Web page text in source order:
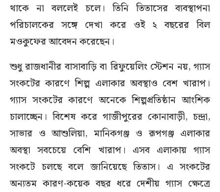
থাকে না বললেই চলে। তিনি তিতাসের ব্যবস্থাপনা
পরিচালকের সঙ্গে দেখা করে ওই ২ বছরের বিল
মওকুফের আবেদন করেছেন।
শুধু রাজধানীর বাসাবাড়ি বা রিফুয়েলিং স্টেশন নয়, গ্যাস
সংকটের কারণে শিল্প এলাকার অবস্থাও বেশ খারাপ।
গ্যাস সংকটের কারণে অনেকে শিল্পপ্রতিষ্ঠান আংশিক
চালাচ্ছেন। বিশেষ করে গাজীপুরের কোনাবাড়ী, চন্দ্রা,
সাভার ও আশুলিয়া, মানিকগঞ্জ ও রূপগঞ্জ এলাকার
অবস্থা সবচেয়ে বেশি খারাপ। এসব এলাকায় গ্যাস
সংকটে চলছে বলে জানিয়েছে তিতাস। এ সংকটের
অন্যতম কারণ-কয়েক বছর ধরে দেশীয় গ্যাস ক্ষেত্রে